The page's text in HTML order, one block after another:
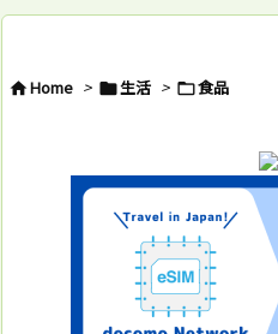
Home > 生活 > 食品